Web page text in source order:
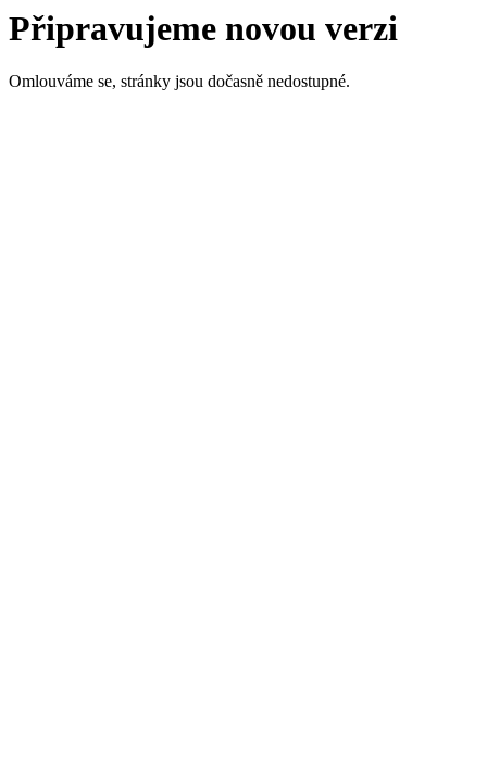
Připravujeme novou verzi
Omlouváme se, stránky jsou dočasně nedostupné.